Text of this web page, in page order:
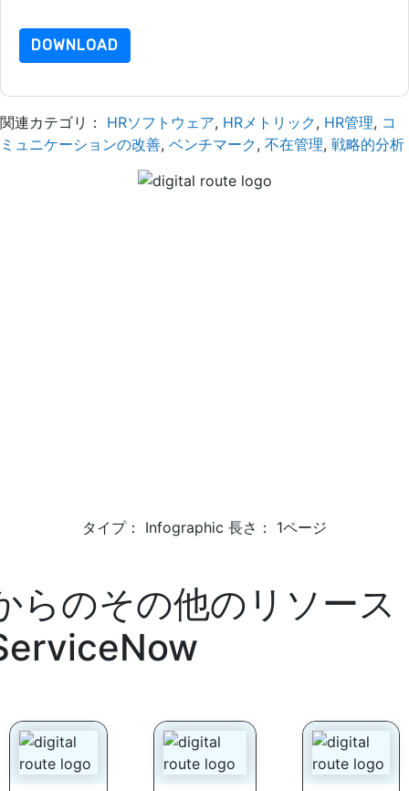
DOWNLOAD
関連カテゴリ： HRソフトウェア, HRメトリック, HR管理, コ
ミュニケーションの改善, ベンチマーク, 不在管理, 戦略的分析
タイプ： Infographic 長さ： 1ページ
らのその他のリソース